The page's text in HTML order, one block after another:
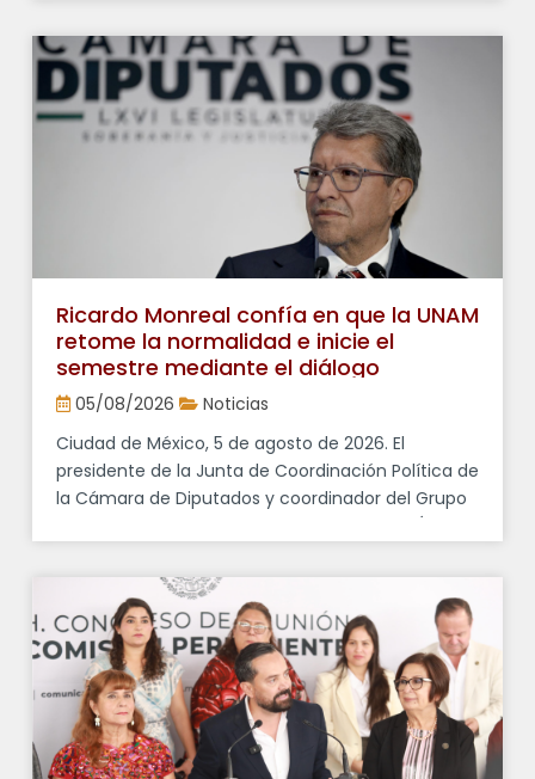
observar cualquier cerro que alguna vez estuvo
cubierto de bosque para entender que cuando
desaparecen los árboles cambia mucho más que
el paisaje, pues se modifica también la vida de
Ricardo Monreal confía en que la UNAM
retome la normalidad e inicie el
05/08/2026
Noticias
Ciudad de México, 5 de agosto de 2026. El
Parlamentario de Morena, Ricardo Monreal Ávila,
expresó su deseo de que la Universidad Nacional
Autónoma de México (UNAM) retome la
normalidad con el inicio del semestre el
próximo 10 de agosto, privilegiando el […]